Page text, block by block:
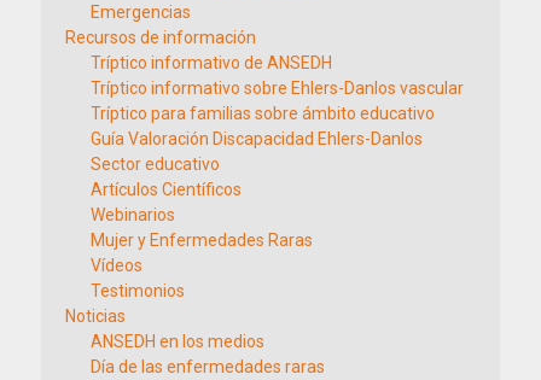
Emergencias
Recursos de información
Tríptico informativo de ANSEDH
Tríptico informativo sobre Ehlers-Danlos vascular
Tríptico para familias sobre ámbito educativo
Guía Valoración Discapacidad Ehlers-Danlos
Sector educativo
Artículos Científicos
Webinarios
Mujer y Enfermedades Raras
Vídeos
Testimonios
Noticias
ANSEDH en los medios
Día de las enfermedades raras